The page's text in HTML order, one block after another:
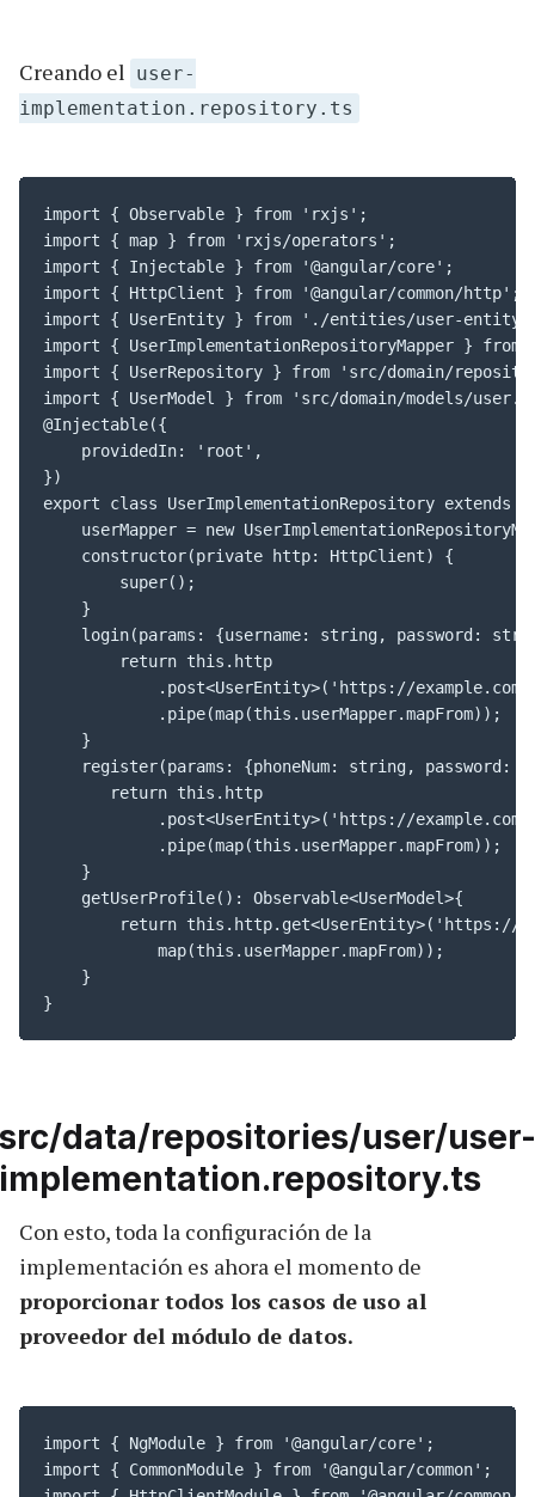
Creando el user-
implementation.repository.ts
import { Observable } from 'rxjs';
import { map } from 'rxjs/operators';
import { Injectable } from '@angular/core';
import { HttpClient } from '@angular/common/http';
import { UserEntity } from './entities/user-
import { UserImplementationRepositoryMapper }
import { UserRepository } from 'src/domain/
import { UserModel } from 'src/domain/models/
@Injectable({
    providedIn: 'root',
})
export class UserImplementationRepository extends
userMapper = new
    constructor(private http: HttpClient) {
        super();
    }
login(params: {username: string, password:
        return this.http
.post<UserEntity>('https://
            .pipe(map(this.userMapper.mapFrom));
    }
register(params: {phoneNum: string, password:
       return this.http
.post<UserEntity>('https://
            .pipe(map(this.userMapper.mapFrom));
    }
    getUserProfile(): Observable<UserModel>{
return this.http.get<UserEntity>('https://
            map(this.userMapper.mapFrom));
    }
}
src/data/repositories/user/user-
implementation.repository.ts
Con esto, toda la configuración de la
implementación es ahora el momento de
proporcionar todos los casos de uso al
proveedor del módulo de datos.
import { NgModule } from '@angular/core';
import { CommonModule } from '@angular/common';